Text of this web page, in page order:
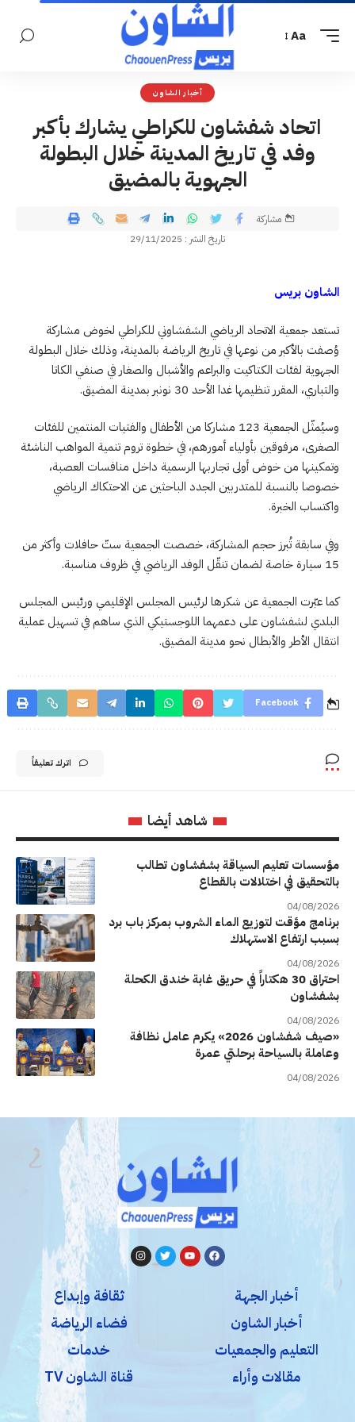
Aa
أخبار الشاون
اتحاد شفشاون للكراطي يشارك بأكبر
وفد في تاريخ المدينة خلال البطولة
الجهوية بالمضيق
تاريخ النشر : 29/11/2025
مشاركة
الشاون بريس
تستعد جمعية الاتحاد الرياضي الشفشاوني للكراطي لخوض مشاركة
وُصفت بالأكبر من نوعها في تاريخ الرياضة بالمدينة، وذلك خلال البطولة
الجهوية لفئات الكتاكيت والبراعم والأشبال والصغار في صنفي الكاتا
والتباري، المقرر تنظيمها غدا الأحد 30 نونبر بمدينة المضيق.
وسيُمثّل الجمعية 123 مشاركا من الأطفال والفتيات المنتمين للفئات
الصغرى، مرفوقين بأولياء أمورهم، في خطوة تروم تنمية المواهب الناشئة
وتمكينها من خوض أولى تجاربها الرسمية داخل منافسات العصبة،
خصوصا بالنسبة للمتدربين الجدد الباحثين عن الاحتكاك الرياضي
واكتساب الخبرة.
وفي سابقة تُبرز حجم المشاركة، خصصت الجمعية ستّ حافلات وأكثر من
15 سيارة خاصة لضمان تنقّل الوفد الرياضي في ظروف مناسبة.
كما عبّرت الجمعية عن شكرها لرئيس المجلس الإقليمي ورئيس المجلس
البلدي لشفشاون على دعمهما اللوجستيكي الذي ساهم في تسهيل عملية
انتقال الأطر والأبطال نحو مدينة المضيق.
Facebook
اترك تعليقاً
شاهد أيضا
مؤسسات تعليم السياقة بشفشاون تطالب
بالتحقيق في اختلالات بالقطاع
04/08/2026
برنامج مؤقت لتوزيع الماء الشروب بمركز باب برد
بسبب ارتفاع الاستهلاك
04/08/2026
احتراق 30 هكتاراً في حريق غابة خندق الكحلة
بشفشاون
04/08/2026
«صيف شفشاون 2026» يكرم عامل نظافة
وعاملة بالسياحة برحلتي عمرة
04/08/2026
أخبار الجهة
أخبار الشاون
التعليم والجمعيات
مقالات وأراء
ثقافة وإبداع
فضاء الرياضة
خدمات
قناة الشاون TV